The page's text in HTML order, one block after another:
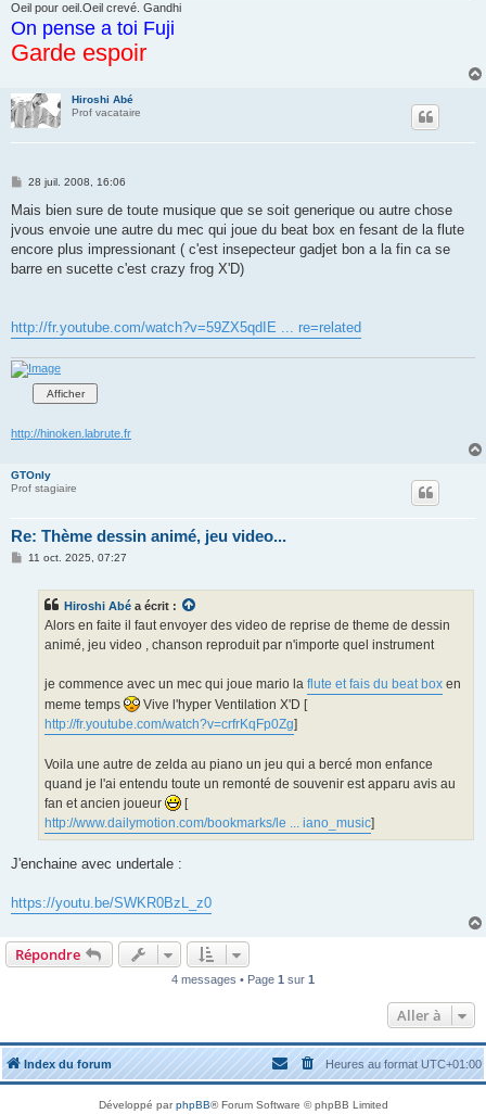
Oeil pour oeil.Oeil crevé. Gandhi
On pense a toi Fuji
Garde espoir
Hiroshi Abé
Prof vacataire
M
s
a
g
28 juil. 2008, 16:06
Mais bien sure de toute musique que se soit generique ou autre chose
jvous envoie une autre du mec qui joue du beat box en fesant de la flute
encore plus impressionant ( c'est insepecteur gadjet bon a la fin ca se
barre en sucette c'est crazy frog X'D)
http://fr.youtube.com/watch?v=59ZX5qdIE ... re=related
http://hinoken.labrute.fr
GTOnly
Prof stagiaire
Re: Thème dessin animé, jeu video...
M11 oct. 2025, 07:27
Hiroshi Abé a écrit :
Alors en faite il faut envoyer des video de reprise de theme de dessin
animé, jeu video , chanson reproduit par n'importe quel instrument
je commence avec un mec qui joue mario la flute et fais du beat box en
meme temps
Vive l'hyper Ventilation X'D [
http://fr.youtube.com/watch?v=crfrKqFp0Zg]
Voila une autre de zelda au piano un jeu qui a bercé mon enfance
quand je l'ai entendu toute un remonté de souvenir est apparu avis au
fan et ancien joueur
[
http://www.dailymotion.com/bookmarks/le ... iano_music]
J'enchaine avec undertale :
https://youtu.be/SWKR0BzL_z0
Répondre
4 messages • Page 1 sur 1
Aller à
Index du forum Heures au formatUTC+01:00
Développé parphpBB® Forum Software © phpBB Limited